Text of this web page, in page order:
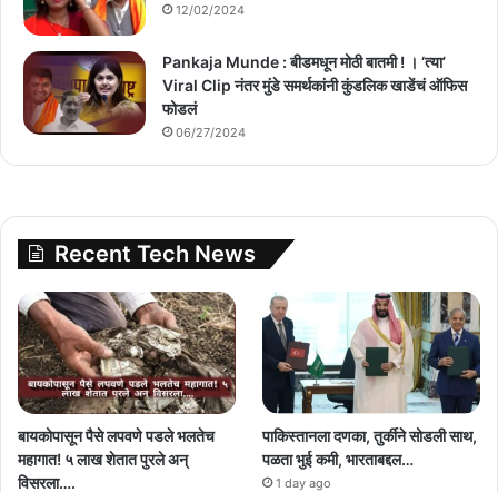
12/02/2024
Pankaja Munde : बीडमधून मोठी बातमी ! । ‘त्या’
Viral Clip नंतर मुंडे समर्थकांनी कुंडलिक खाडेंचं ऑफिस
फोडलं
06/27/2024
Recent Tech News
बायकोपासून पैसे लपवणे पडले भलतेच
महागात! ५ लाख शेतात पुरले अन्
विसरला….
पाकिस्तानला दणका, तुर्कीने सोडली साथ,
पळता भुई कमी, भारताबद्दल…
1 day ago